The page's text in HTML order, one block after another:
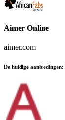
Aimer Online
aimer.com
De huidige aanbiedingen: